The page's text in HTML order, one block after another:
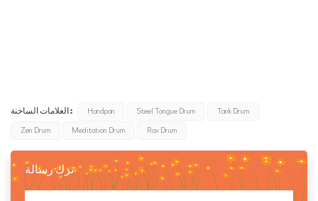
العلامات الساخنة : Handpan Steel Tongue Drum Tank Drum
Zen Drum Meditation Drum Rav Drum
ترك رسالة